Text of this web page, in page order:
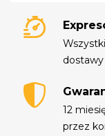
12
przez